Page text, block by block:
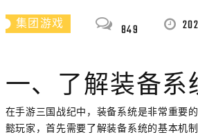
集团游戏 849
一、了解装备系
在手游三国战纪中，装备系统是非常重要
懿玩家，首先需要了解装备系统的基本机